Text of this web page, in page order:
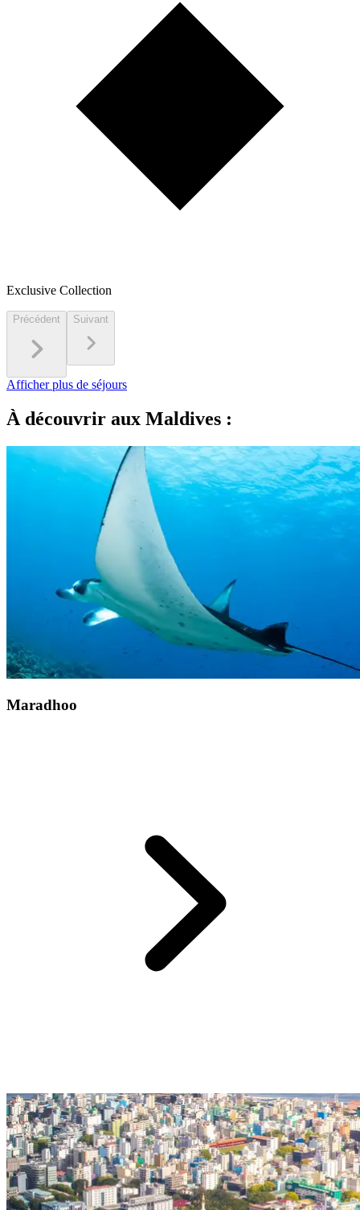
Exclusive Collection
Précédent Suivant
Afficher plus de séjours
À découvrir aux Maldives :
Maradhoo
Accessible en bateau depuis votre Resort Club Med Kani,
Maradhoo.
Laissez-vous émerveiller par le ballet gracieux d'une raie manta en
rejoignant Maradhoo. Ce joyau préservé de l'océan Indien vous
invite à vivre des moments sous-marins inoubliables. Des clubs de
plongée chaleureux vous accueillent et vous accompagnent sur
place. Niché à l'ouest de l'atoll Addu, ce site naturel harmonieux est
accessible en bateau depuis votre Resort Club Med Kani.